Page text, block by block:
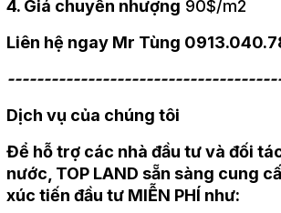
4. Giá chuyển nhượng 90$/m2
Liên hệ ngay Mr Tùng
Dịch vụ của chúng tôi
Để hỗ trợ các nhà đầu tư và đối
nước, TOP LAND sẵn sàng cung
xúc tiến đầu tư MIỄN PHÍ như: